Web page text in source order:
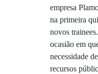
empresa
na primeira
novos
ocasião em
necessidade
recursos